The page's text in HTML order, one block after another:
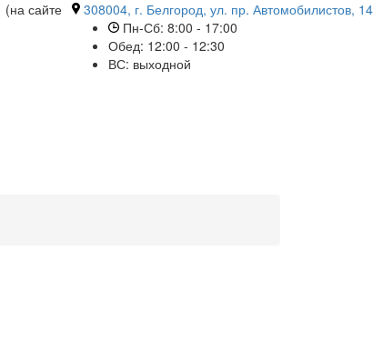
308004, г. Белгород, ул. пр. Автомобилистов, 14
Пн-Сб: 8:00 - 17:00
Обед: 12:00 - 12:30
ВС: выходной
(на сайте